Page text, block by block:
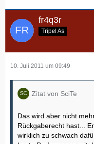
fr4q3r
Tripel As
10. Juli 2011 um 09:49
Zitat von SciTe
Das wird aber nicht
Rückgaberecht hast...
wirklich zu schwach